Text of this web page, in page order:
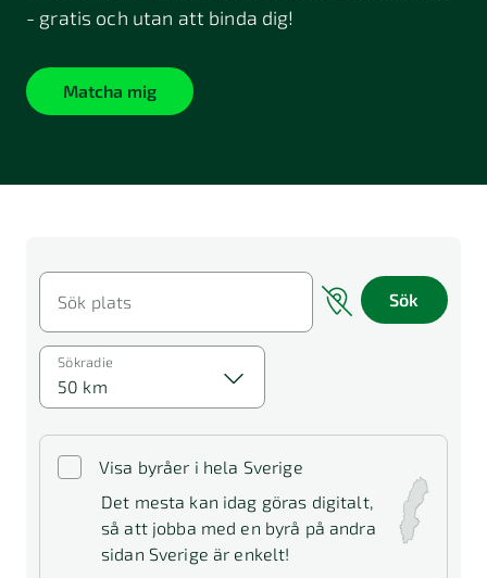
- gratis och utan att binda dig!
Matcha mig
Sök plats Sök
Visa byråer i hela Sverige
Det mesta kan idag göras digitalt,
så att jobba med en byrå på andra
sidan Sverige är enkelt!
Sökradie
50 km